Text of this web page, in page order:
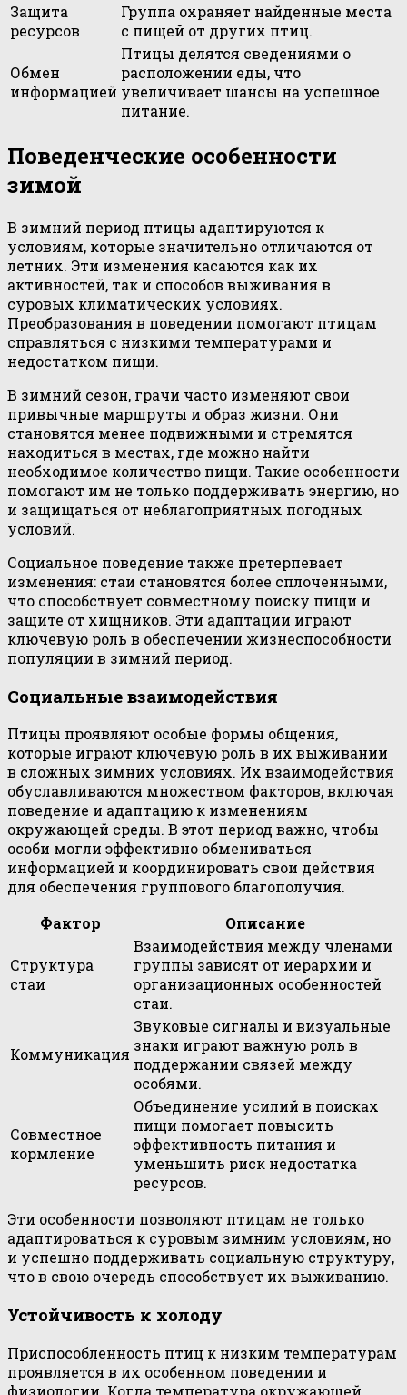
Защита
ресурсов
Группа охраняет найденные места
с пищей от других птиц.
Обмен
информацией
Птицы делятся сведениями о
расположении еды, что
увеличивает шансы на успешное
питание.
Поведенческие особенности
зимой
В зимний период птицы адаптируются к
условиям, которые значительно отличаются от
летних. Эти изменения касаются как их
активностей, так и способов выживания в
суровых климатических условиях.
Преобразования в поведении помогают птицам
справляться с низкими температурами и
недостатком пищи.
В зимний сезон, грачи часто изменяют свои
привычные маршруты и образ жизни. Они
становятся менее подвижными и стремятся
находиться в местах, где можно найти
необходимое количество пищи. Такие особенности
помогают им не только поддерживать энергию, но
и защищаться от неблагоприятных погодных
условий.
Социальное поведение также претерпевает
изменения: стаи становятся более сплоченными,
что способствует совместному поиску пищи и
защите от хищников. Эти адаптации играют
ключевую роль в обеспечении жизнеспособности
популяции в зимний период.
Социальные взаимодействия
Птицы проявляют особые формы общения,
которые играют ключевую роль в их выживании
в сложных зимних условиях. Их взаимодействия
обуславливаются множеством факторов, включая
поведение и адаптацию к изменениям
окружающей среды. В этот период важно, чтобы
особи могли эффективно обмениваться
информацией и координировать свои действия
для обеспечения группового благополучия.
Фактор
Описание
Структура
стаи
Взаимодействия между членами
группы зависят от иерархии и
организационных особенностей
стаи.
Коммуникация
Звуковые сигналы и визуальные
знаки играют важную роль в
поддержании связей между
особями.
Совместное
кормление
Объединение усилий в поисках
пищи помогает повысить
эффективность питания и
уменьшить риск недостатка
ресурсов.
Эти особенности позволяют птицам не только
адаптироваться к суровым зимним условиям, но
и успешно поддерживать социальную структуру,
что в свою очередь способствует их выживанию.
Устойчивость к холоду
Приспособленность птиц к низким температурам
проявляется в их особенном поведении и
физиологии. Когда температура окружающей